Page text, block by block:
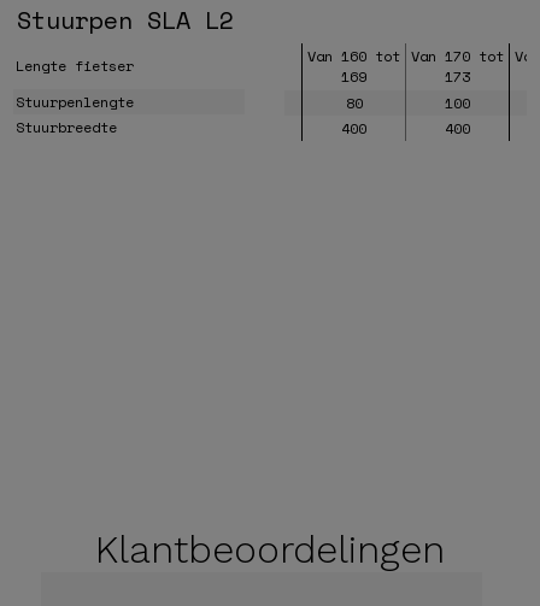
Stuurpen SLA L2
Lengte fietser
Van 160 tot
169
Van 170 tot
173
Stuurpenlengte 80
100
Stuurbreedte
400 400
Klantbeoordelingen